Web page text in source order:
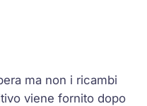
ma non i ricambi
viene fornito dopo